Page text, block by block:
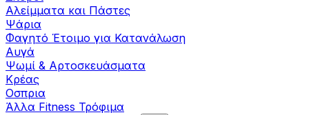
Αλείμματα και Πάστες
Ψάρια
Φαγητό Έτοιμο για Κατανάλωση
Αυγά
Ψωμί & Αρτοσκευάσματα
Κρέας
Οσπρια
Άλλα Fitness Τρόφιμα